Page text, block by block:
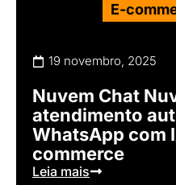
E-
19 novembro, 2025
Nuvem Chat
atendimento
WhatsApp com
commerce
Leia mais